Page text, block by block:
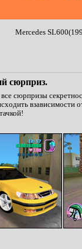
Mercedes
сюрприз.
сюрпризы
взависимости